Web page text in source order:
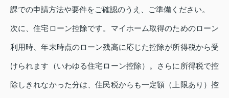
課での申請方法や要件をご確認のうえ、ご準備ください。
次に、住宅ローン控除です。マイホーム取得のためのローン
利用時、年末時点のローン残高に応じた控除が所得税から受
けられます（いわゆる住宅ローン控除）。さらに所得税で控
除しきれなかった分は、住民税からも一定額（上限あり）控